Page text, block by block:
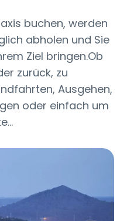
buchen, werden
abholen und Sie
Ziel bringen.Ob
zurück, zu
Ausgehen,
oder einfach um